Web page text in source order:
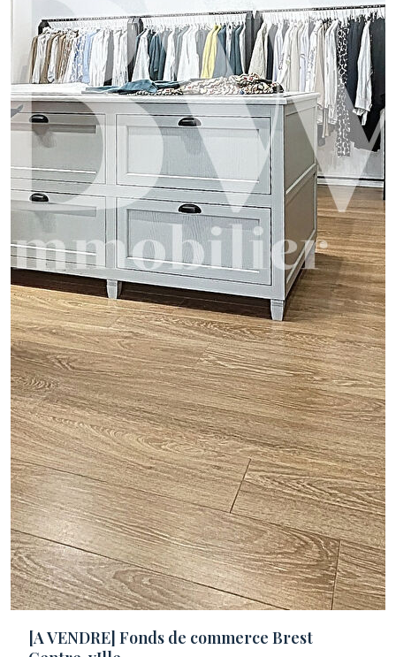
[A VENDRE] Fonds de commerce Brest